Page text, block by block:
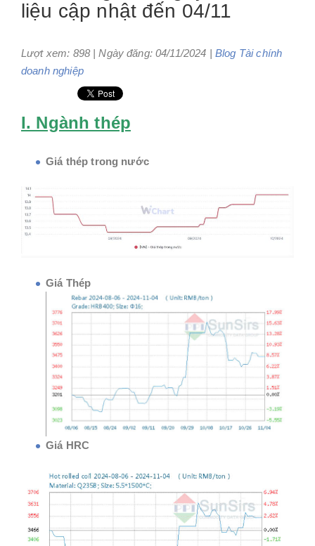
liệu cập nhật đến 04/11
Lượt xem: 898 | Ngày đăng: 04/11/2024 | Blog Tài chính
doanh nghiệp
I. Ngành thép
Giá thép trong nước
Giá Thép
Giá HRC